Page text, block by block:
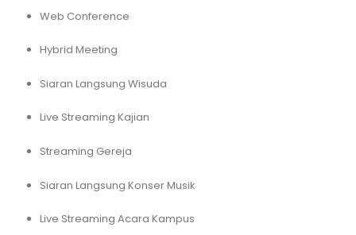
Web Conference
Hybrid Meeting
Siaran Langsung Wisuda
Live Streaming Kajian
Streaming Gereja
Siaran Langsung Konser Musik
Live Streaming Acara Kampus